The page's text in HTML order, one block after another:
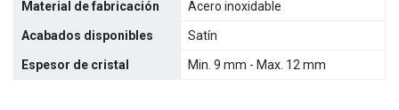
Material de fabricación Acero inoxidable
Acabados disponibles Satín
Espesor de cristal Min. 9 mm - Max. 12 mm